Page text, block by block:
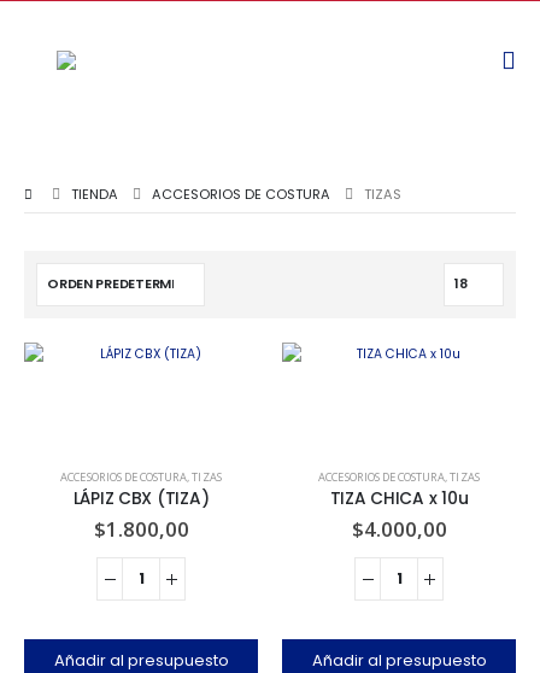
TIENDA ACCESORIOS DE COSTURA TIZAS
ACCESORIOS DE COSTURA,TIZAS
LÁPIZ CBX (TIZA)
$1.800,00
Añadir al presupuesto
ACCESORIOS DE COSTURA,TIZAS
TIZA CHICA x 10u
$4.000,00
Añadir al presupuesto